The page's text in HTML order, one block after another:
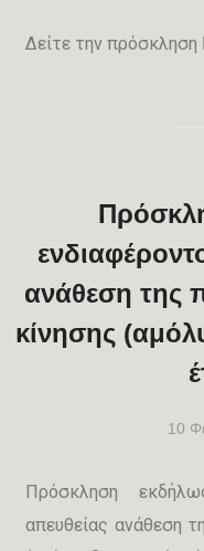
Δείτε την πρόσκληση
ανάθεση της
κίνησης
10
Πρόσκληση
απευθείας ανάθεση